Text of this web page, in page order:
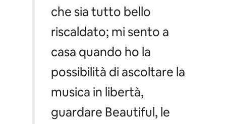
che sia tutto bello
riscaldato; mi sento a
casa quando ho la
possibilità di ascoltare la
musica in libertà,
guardare Beautiful, le